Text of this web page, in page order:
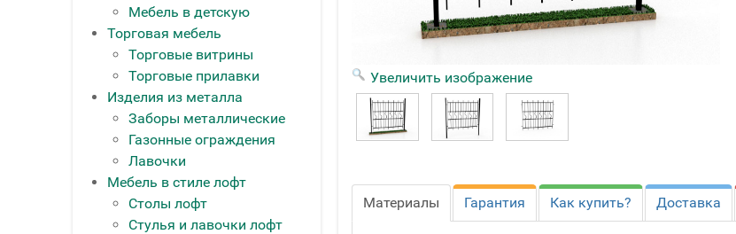
Мебель в детскую
Торговая мебель
Торговые витрины
Торговые прилавки
Изделия из металла
Заборы металлические
Газонные ограждения
Лавочки
Мебель в стиле лофт
Столы лофт
Стулья и лавочки лофт
Увеличить изображение
Материалы Гарантия Как купить? Доставка